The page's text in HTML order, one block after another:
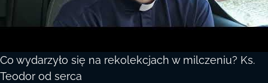
Co wydarzyło się na rekolekcjach w milczeniu? Ks.
Teodor od serca